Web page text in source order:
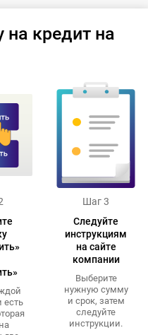
на кредит на
есть
Шаг 3
Следуйте
инструкциям
на сайте
компании
Выберите
нужную сумму
и срок, затем
следуйте
инструкции.